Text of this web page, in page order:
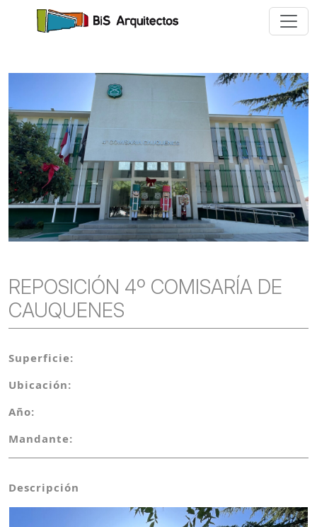
REPOSICIÓN 4º COMISARÍA DE
CAUQUENES
Superficie:
Ubicación:
Año:
Mandante:
Descripción